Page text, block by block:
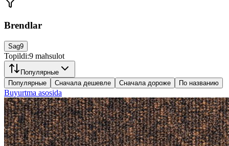
Brendlar
Sag9
Topildi:9 mahsulot
Популярные
Популярные
Сначала дешевле Сначала дороже По названию
Buyurtma asosida